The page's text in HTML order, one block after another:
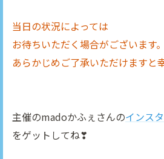
当日の状況によっては
お待ちいただく場合がございます。
あらかじめご了承いただけますと
主催のmadoかふぇさんのインス
をゲットしてね❣